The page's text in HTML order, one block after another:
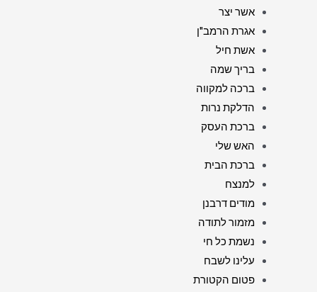
אשר יצר
אגרת הרמב"ן
אשת חיל
בריך שמה
ברכה למקווה
הדלקת נרות
ברכת העסק
האש שלי
ברכת הבית
למנצח
מודים דרבנן
מזמור לתודה
נשמת כל חי
עלינו לשבח
פטום הקטורת